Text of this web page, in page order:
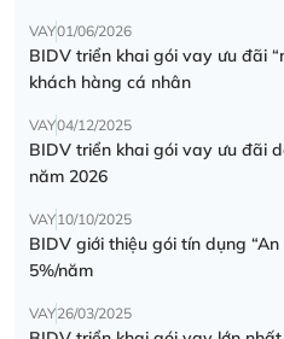
VAY01/06/2026
BIDV triển khai gói vay ưu đãi
khách hàng cá nhân
VAY04/12/2025
BIDV triển khai gói vay ưu đãi
năm 2026
VAY10/10/2025
BIDV giới thiệu gói tín dụng
5%/năm
VAY26/03/2025